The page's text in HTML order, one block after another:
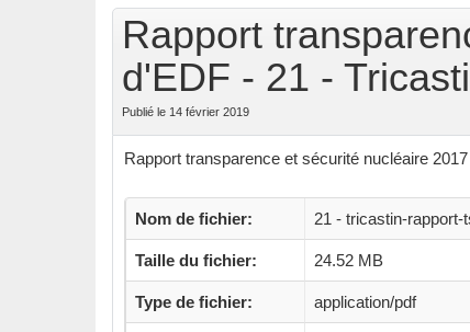
Rapport
d'EDF - 21 -
Publié le 14 février 2019
Rapport transparence et sécurité nucléaire
Nom de fichier: 21 - tricastin-rapport-
Taille du fichier: 24.52 MB
Type de fichier: application/pdf